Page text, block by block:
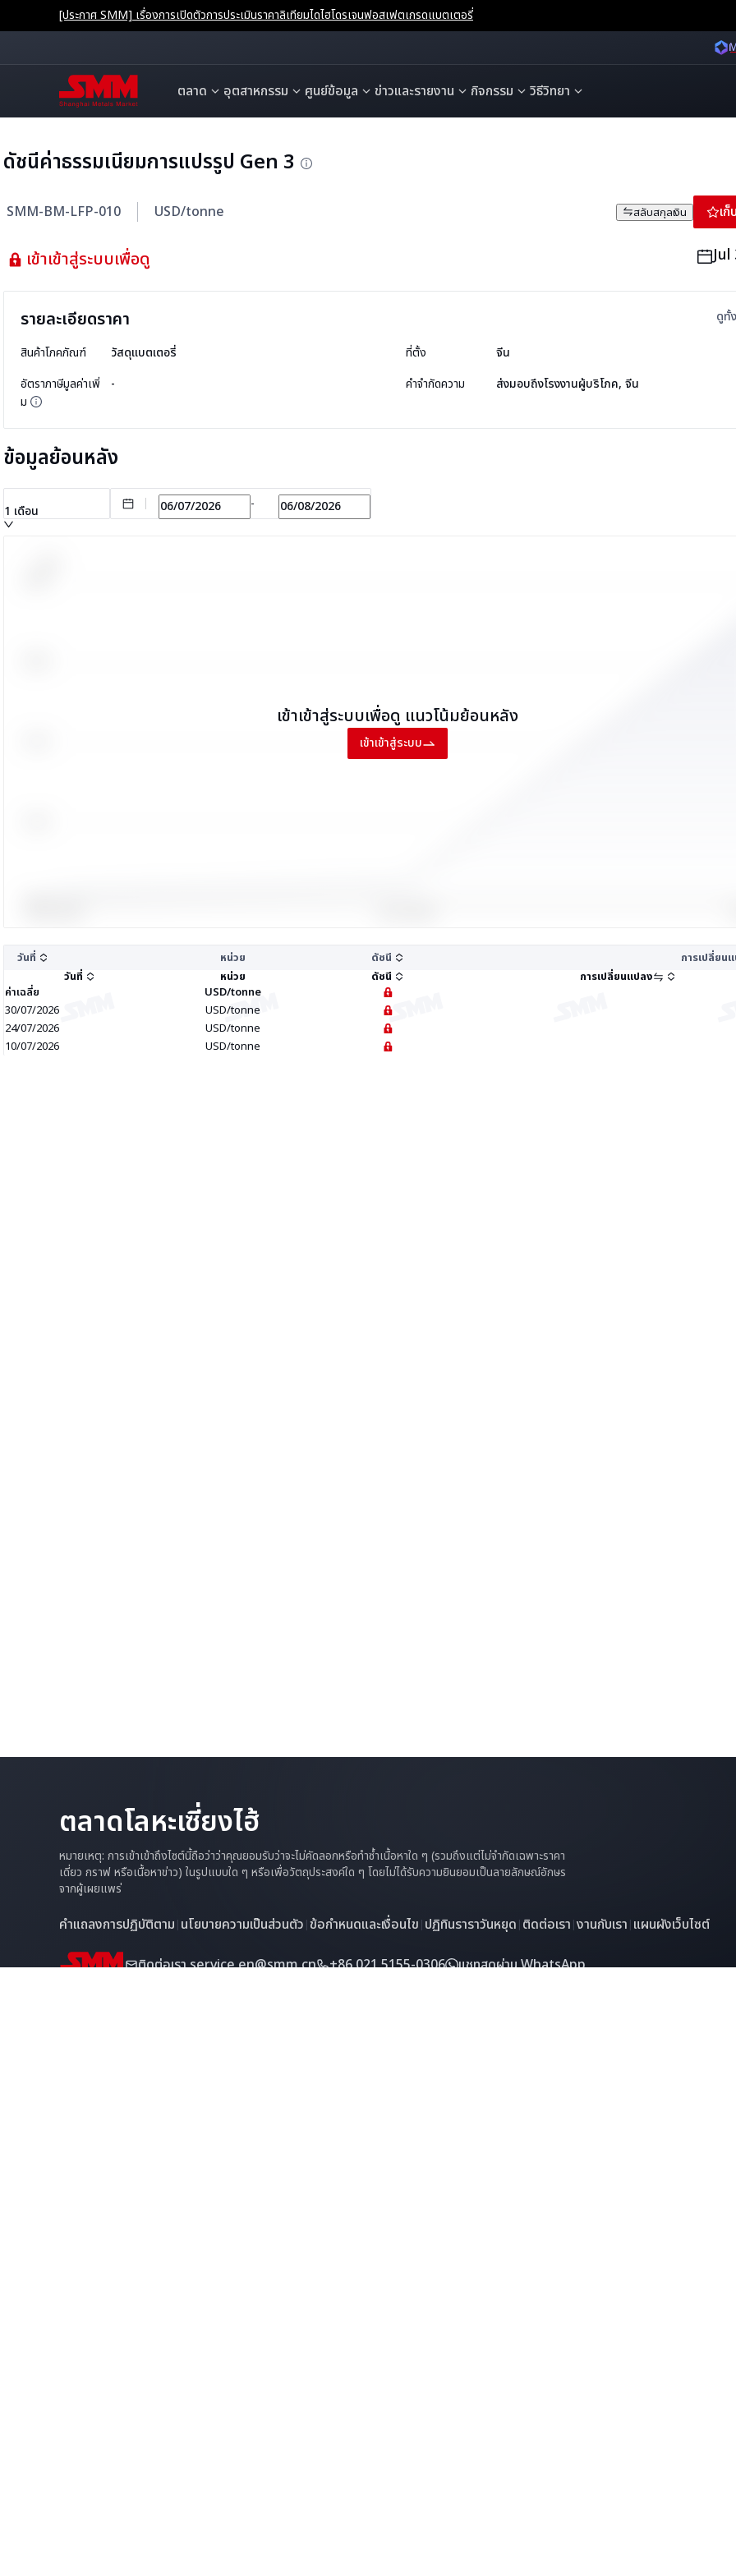
[ประกาศ SMM] เรื่องการเปิดตัวการประเมินราคาลิเทียมไดไฮโดรเจนฟอสเฟตเกรดแบตเตอรี่
ตลาด อุตสาหกรรม ศูนย์ข้อมูล ข่าวและรายงาน กิจกรรม วิธีวิทยา
ดัชนีค่าธรรมเนียมการแปรรูป Gen 3
SMM-BM-LFP-010 USD/tonne สลับสกุลเงิน เ
เข้าเข้าสู่ระบบเพื่อดู
รายละเอียดราคา ดูทั้
สินค้าโภคภัณฑ์ วัสดุแบตเตอรี่ ที่ตั้ง
จีน
อัตราภาษีมูลค่าเพิ่
ม
- คำจำกัดความ ส่งมอบถึงโรงงานผู้บริโภค, จีน
ข้อมูลย้อนหลัง
1 เดือน -
เข้าเข้าสู่ระบบเพื่อดู แนวโน้มย้อนหลัง
เข้าเข้าสู่ระบบ
วันที่ หน่วย ดัชนี
การเปลี่ยน
วันที่
หน่วย ดัชนี
การเปลี่ยนแปลง
ค่าเฉลี่ย
USD/tonne
30/07/2026
USD/tonne
24/07/2026
USD/tonne
10/07/2026
USD/tonne
ตลาดโลหะเซี่ยงไฮ้
หมายเหตุ: การเข้าเข้าถึงไซต์นี้ถือว่าว่าคุณยอมรับว่าจะไม่คัดลอกหรือทำซ้ำเนื้อหาใด ๆ (รวมถึงแต่ไม่จำกัดเฉพาะราคา
เดี่ยว กราฟ หรือเนื้อหาข่าว) ในรูปแบบใด ๆ หรือเพื่อวัตถุประสงค์ใด ๆ โดยไม่ได้รับความยินยอมเป็นลายลักษณ์อักษร
จากผู้เผยแพร่
คำแถลงการปฏิบัติตาม | นโยบายความเป็นส่วนตัว |ข้อกำหนดและเงื่อนไข | ปฏิทินราราวันหยุด | ติดต่อเรา |งานกับเรา | แผนผังเว็บไซต์
ติดต่อเราservice.en@smm.cn +86 021 5155-0306 แชทสดผ่าน WhatsApp